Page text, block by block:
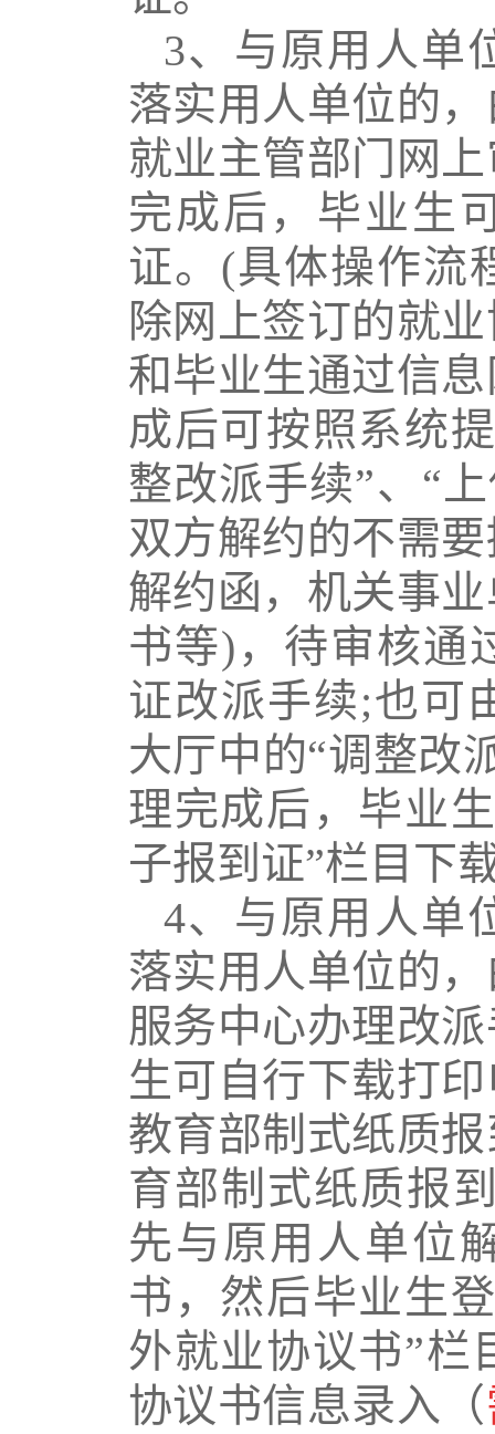
3、与原用人单
落实用人单位的
就业主管部门网
完成后，毕业生
证。 (具体操作流
除网上签订的就
和毕业生通过信
成后可按照系统
整改派手续”、“
双方解约的不需
解约函，机关事
书等) ，待审核通
证改派手续;也可
大厅中的“调整改
理完成后，毕业
子报到证”栏目下
4、与原用人单
落实用人单位的
服务中心办理改
生可自行下载打
教育部制式纸质
育部制式纸质报
先与原用人单位
书，然后毕业生
外就业协议书”栏
协议书信息录入（